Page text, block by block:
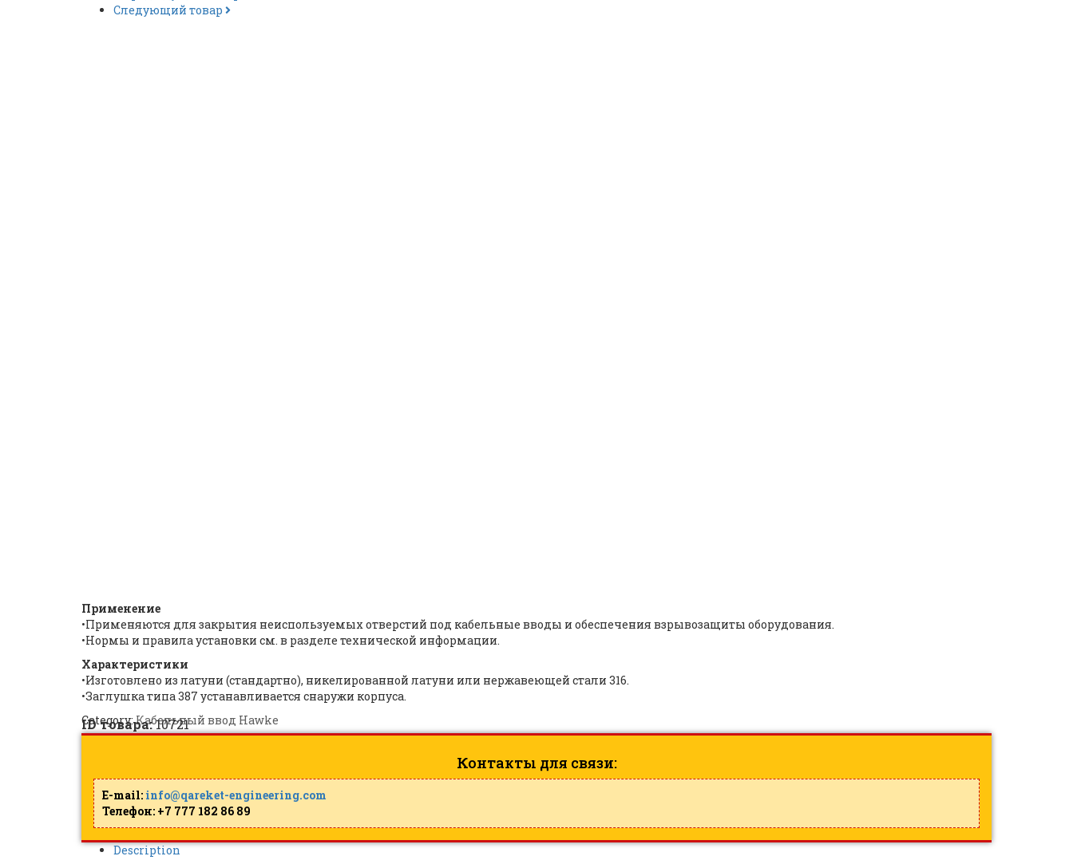
Следующий товар
Применение
•Применяются для закрытия неиспользуемых отверстий под кабельные вводы и обеспечения взрывозащиты оборудования.
•Нормы и правила установки см. в разделе технической информации.
Характеристики
•Изготовлено из латуни (стандартно), никелированной латуни или нержавеющей стали 316.
•Заглушка типа 387 устанавливается снаружи корпуса.
Category:Кабельный ввод Hawke
ID товара:10721
Контакты для связи:
E-mail: info@qareket-engineering.com
Телефон: +7 777 182 86 89
Description